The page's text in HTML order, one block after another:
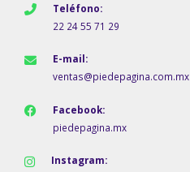
Teléfono:
22 24 55 71 29
E-mail:
ventas@piedepagina.com.mx
Facebook:
piedepagina.mx
Instagram: